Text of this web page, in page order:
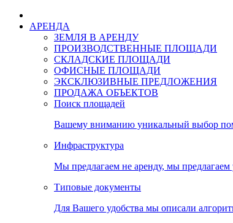
АРЕНДА
ЗЕМЛЯ В АРЕНДУ
ПРОИЗВОДСТВЕННЫЕ ПЛОЩАДИ
СКЛАДСКИЕ ПЛОЩАДИ
ОФИСНЫЕ ПЛОЩАДИ
ЭКСКЛЮЗИВНЫЕ ПРЕДЛОЖЕНИЯ
ПРОДАЖА ОБЪЕКТОВ
Поиск площадей
Вашему вниманию уникальный выбор
Инфраструктура
Мы предлагаем не аренду, мы
Типовые документы
Для Вашего удобства мы описали